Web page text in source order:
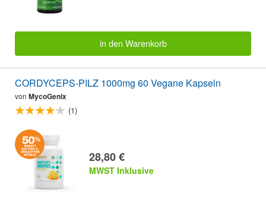
in den Warenkorb
CORDYCEPS-PILZ 1000mg 60 Vegane Kapseln
von MycoGenix
(1)
28,80 €
MWST Inklusive